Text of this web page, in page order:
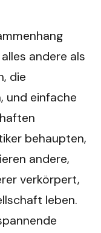
andere als
die
und einfache
behaupten,
andere,
verkörpert,
leben.